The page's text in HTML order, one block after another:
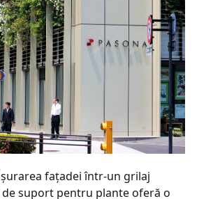
faţadei într-un grilaj
suport pentru plante oferă o